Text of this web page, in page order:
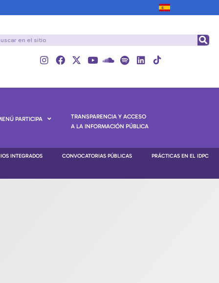
PARTICIPA
TRANSPARENCIA Y ACCESO
A LA INFORMACIÓN PÚBLICA
INTEGRADOS CONVOCATORIAS PÚBLICAS PRÁCTICAS EN EL IDPC